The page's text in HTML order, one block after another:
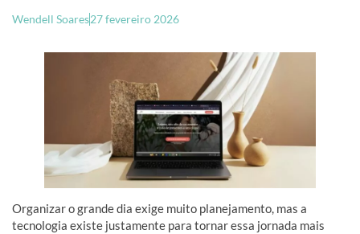
Wendell Soares27 fevereiro 2026
Organizar o grande dia exige muito planejamento, mas a
tecnologia existe justamente para tornar essa jornada mais